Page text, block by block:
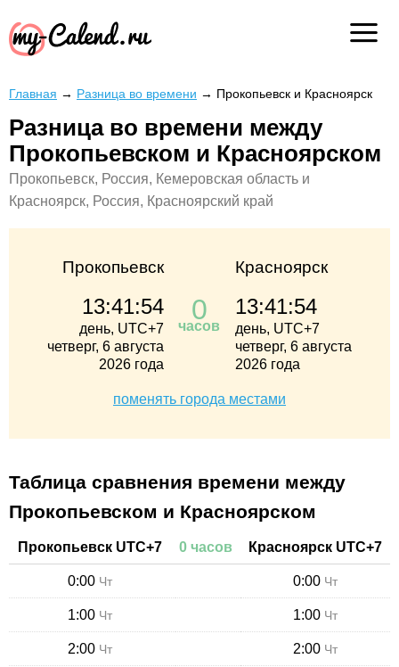
Главная → Разница во времени → Прокопьевск и Красноярск
Разница во времени между
Прокопьевском и Красноярском
Прокопьевск, Россия, Кемеровская область и
Красноярск, Россия, Красноярский край
Прокопьевск Красноярск
13:41:54
день, UTC+7
четверг, 6 августа
2026 года
0
часов
13:41:54
день, UTC+7
четверг, 6 августа
2026 года
поменять города местами
Таблица сравнения времени между
Прокопьевском и Красноярском
Прокопьевск UTC+7 0 часов Красноярск UTC+7
0:00 Чт 0:00 Чт
1:00 Чт 1:00 Чт
2:00 Чт 2:00 Чт